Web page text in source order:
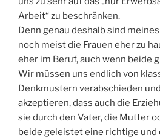
Arbeit“ zu beschränken.
Denn genau deshalb sind
noch meist die Frauen eher zu
eher im Beruf, auch wenn beide
Wir müssen uns endlich von
Denkmustern verabschieden
akzeptieren, dass auch die
sie durch den Vater, die Mutter
beide geleistet eine richtige